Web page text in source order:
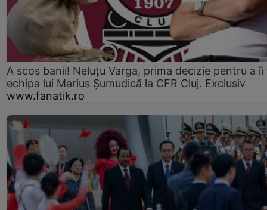
A scos banii! Neluțu Varga, prima decizie pentru a îi
echipa lui Marius Șumudică la CFR Cluj. Exclusiv
www.fanatik.ro